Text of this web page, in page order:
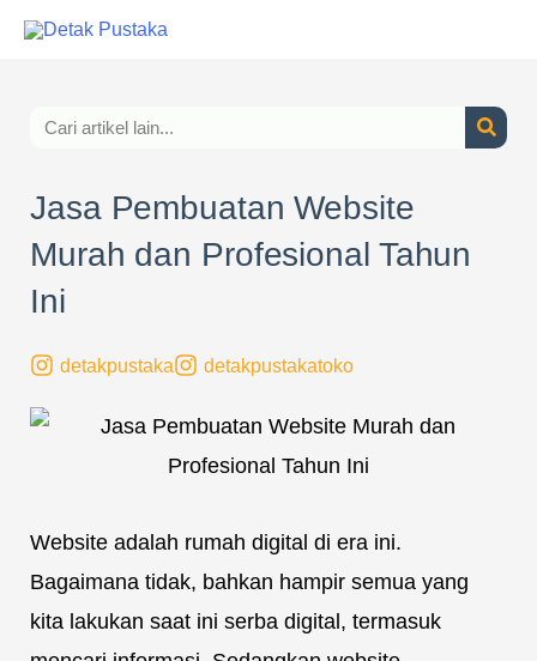
Lewati
Search
Jasa Pembuatan Website
Murah dan Profesional Tahun
Ini
detakpustaka detakpustakatoko
Website adalah rumah digital di era ini.
Bagaimana tidak, bahkan hampir semua yang
kita lakukan saat ini serba digital, termasuk